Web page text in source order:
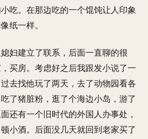
吃。在那边吃的一个馄饨让人印象
纸一样。
妇建立了联系，后面一直聊的很
买房。考虑好之后我跟发小说了一
去找他玩了两天，去了动物园看各
了猪脏粉，逛了个海边小岛，游了
还有一个旧时代的外国人办事处，
小酒。后面没几天就回到老家买了